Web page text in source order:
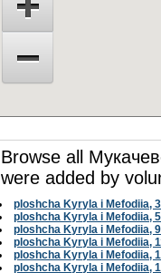
Browse all
were added by
ploshcha Kyryla i Mefodiia, 3
ploshcha Kyryla i Mefodiia, 5
ploshcha Kyryla i Mefodiia, 9
ploshcha Kyryla i Mefodiia,
ploshcha Kyryla i Mefodiia,
ploshcha Kyryla i Mefodiia,